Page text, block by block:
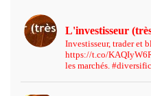
L'investisseur
Investisseur, trader et
https://t.co/
les marchés.